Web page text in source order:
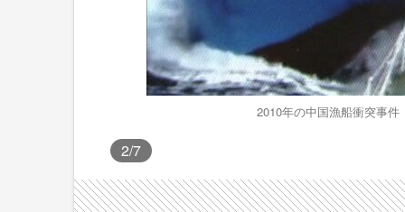
2010年の中国漁船衝突事
2/7